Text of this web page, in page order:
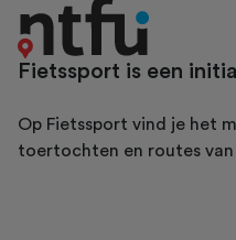
Fietssport is een
Op Fietssport vind je het
toertochten en routes